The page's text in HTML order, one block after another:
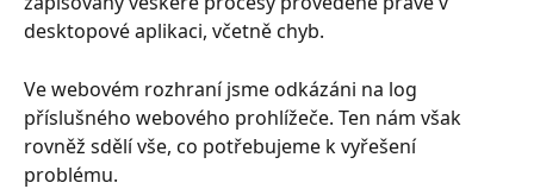
desktopové aplikaci, včetně chyb.
Ve webovém rozhraní jsme odkázáni na log
příslušného webového prohlížeče. Ten nám však
rovněž sdělí vše, co potřebujeme k vyřešení
problému.